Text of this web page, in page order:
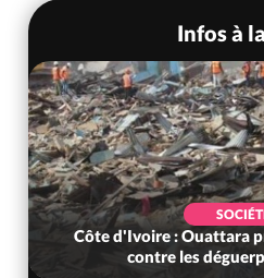
Infos à
Côte d'Ivoire : Rentrée
l'inscription sans